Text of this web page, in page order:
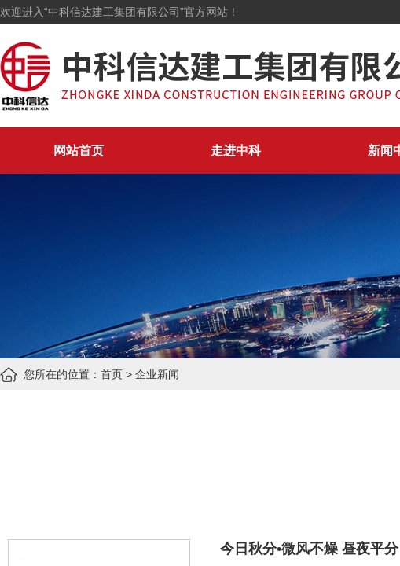
欢迎进入“中科信达建工集团有限公司”官方网站！
网站首页 走进中科 新闻
您所在的位置： 首页 > 企业新闻
今日秋分•微风不燥 昼夜平分